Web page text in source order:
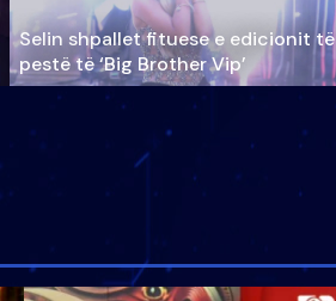
Selin shpallet fituese e edicionit të
pestë të ‘Big Brother Vip’